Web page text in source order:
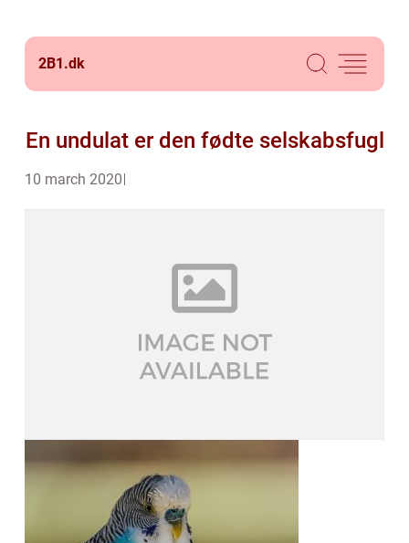
2B1.dk
En undulat er den fødte selskabsfugl
10 march 2020